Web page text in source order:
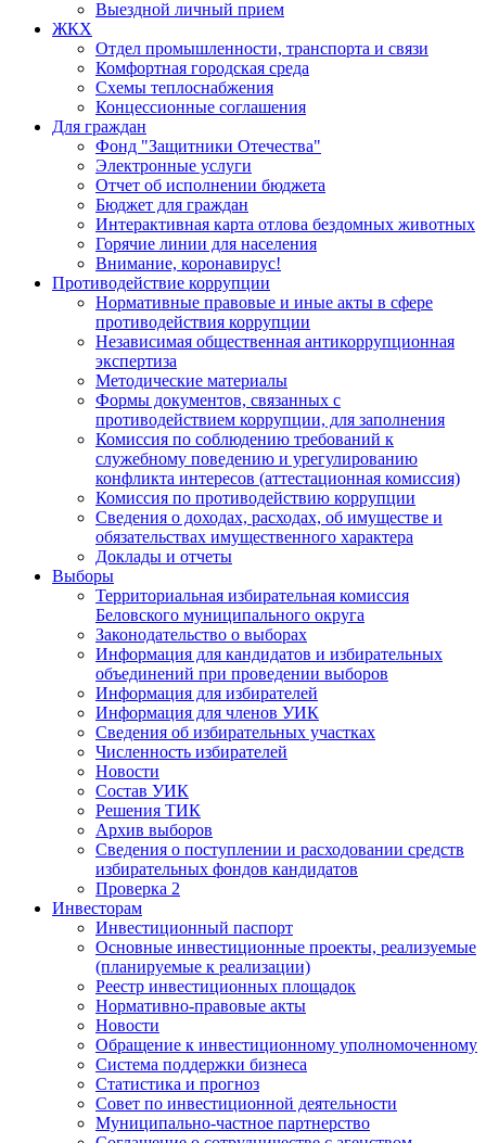
Выездной личный прием
ЖКХ
Отдел промышленности, транспорта и связи
Комфортная городская среда
Схемы теплоснабжения
Концессионные соглашения
Для граждан
Фонд "Защитники Отечества"
Электронные услуги
Отчет об исполнении бюджета
Бюджет для граждан
Интерактивная карта отлова бездомных животных
Горячие линии для населения
Внимание, коронавирус!
Противодействие коррупции
Нормативные правовые и иные акты в сфере
противодействия коррупции
Независимая общественная антикоррупционная
экспертиза
Методические материалы
Формы документов, связанных с
противодействием коррупции, для заполнения
Комиссия по соблюдению требований к
служебному поведению и урегулированию
конфликта интересов (аттестационная комиссия)
Комиссия по противодействию коррупции
Сведения о доходах, расходах, об имуществе и
обязательствах имущественного характера
Доклады и отчеты
Выборы
Территориальная избирательная комиссия
Беловского муниципального округа
Законодательство о выборах
Информация для кандидатов и избирательных
объединений при проведении выборов
Информация для избирателей
Информация для членов УИК
Сведения об избирательных участках
Численность избирателей
Новости
Состав УИК
Решения ТИК
Архив выборов
Сведения о поступлении и расходовании средств
избирательных фондов кандидатов
Проверка 2
Инвесторам
Инвестиционный паспорт
Основные инвестиционные проекты, реализуемые
(планируемые к реализации)
Реестр инвестиционных площадок
Нормативно-правовые акты
Новости
Обращение к инвестиционному уполномоченному
Система поддержки бизнеса
Статистика и прогноз
Совет по инвестиционной деятельности
Муниципально-частное партнерство